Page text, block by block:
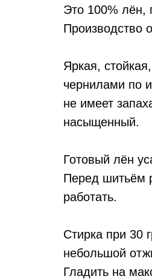
Это 100% лён,
Производство
Яркая,
чернилами по
не имеет
насыщенный.
Готовый лён
Перед шитьём
работать.
Стирка при 30
небольшой
Гладить на